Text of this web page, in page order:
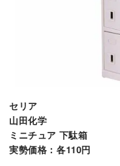
セリア
山田化学
ミニチュア 下駄箱
実勢価格：各110円